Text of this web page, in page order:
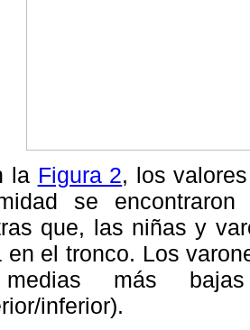
la Figura 2, los
se
que, las niñas y
en el tronco. Los
más
inferior).